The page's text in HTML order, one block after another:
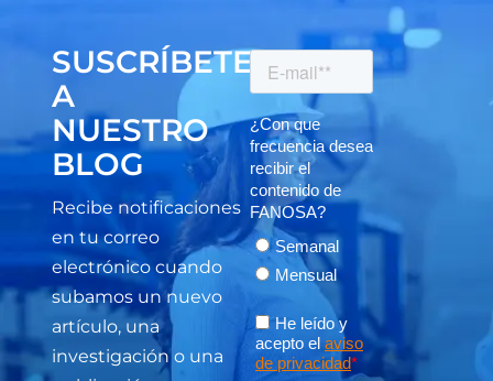
SUSCRÍBETE
A
NUESTRO
BLOG
Recibe notificaciones
en tu correo
electrónico cuando
subamos un nuevo
artículo, una
investigación o una